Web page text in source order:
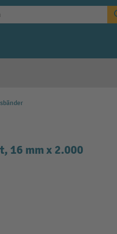
16 mm x 2.000